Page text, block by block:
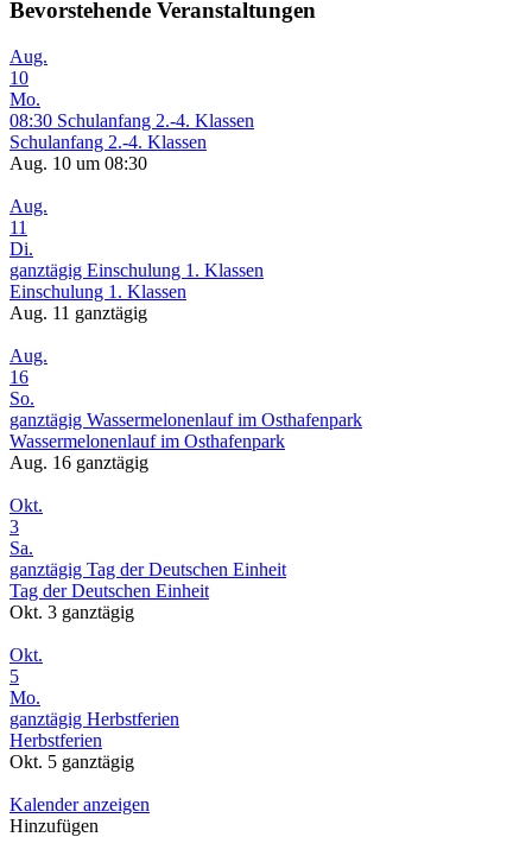
Bevorstehende Veranstaltungen
Aug.
10
Mo.
08:30 Schulanfang 2.-4. Klassen
Schulanfang 2.-4. Klassen
Aug. 10 um 08:30
Aug.
11
Di.
ganztägig Einschulung 1. Klassen
Einschulung 1. Klassen
Aug. 11 ganztägig
Aug.
16
So.
ganztägig Wassermelonenlauf im Osthafenpark
Wassermelonenlauf im Osthafenpark
Aug. 16 ganztägig
Okt.
3
Sa.
ganztägig Tag der Deutschen Einheit
Tag der Deutschen Einheit
Okt. 3 ganztägig
Okt.
5
Mo.
ganztägig Herbstferien
Herbstferien
Okt. 5 ganztägig
Kalender anzeigen
Hinzufügen